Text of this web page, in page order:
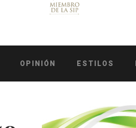
OPINIÓN ESTILOS